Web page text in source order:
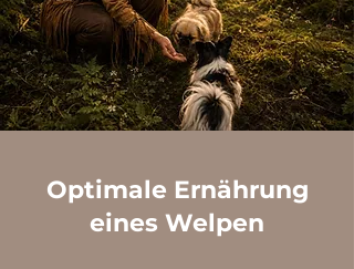
Optimale Ernährung
eines Welpen